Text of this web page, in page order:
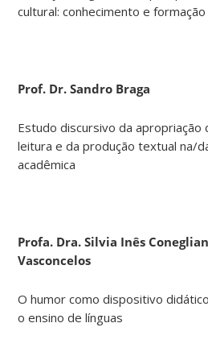
cultural: conhecimento e formação
Prof. Dr. Sandro Braga
Estudo discursivo da apropriação
leitura e da produção textual na/
acadêmica
Profa. Dra. Silvia Inês
Vasconcelos
O humor como dispositivo
o ensino de línguas